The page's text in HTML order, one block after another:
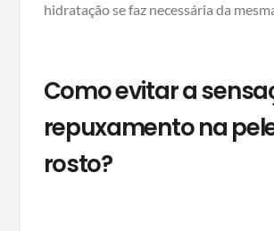
hidratação se faz necessária da
Como evitar a
repuxamento na
rosto?